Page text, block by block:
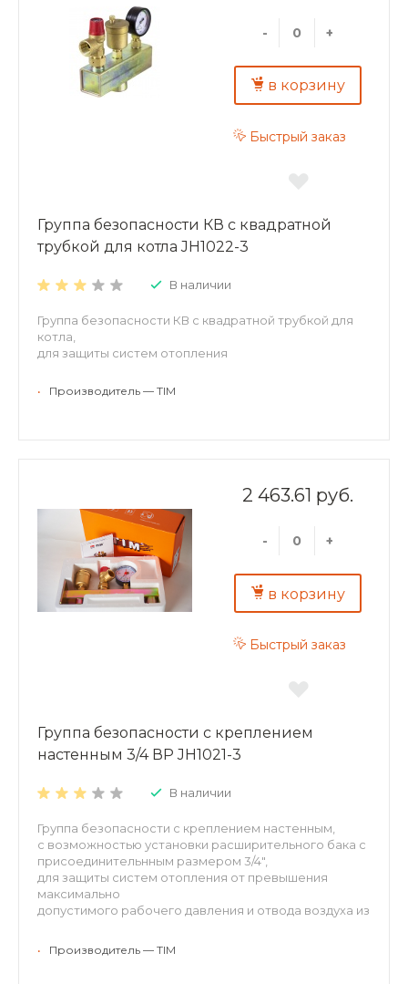
- +
в корзину
Быстрый заказ
Группа безопасности КВ с квадратной
трубкой для котла JH1022-3
В наличии
Группа безопасности КВ с квадратной трубкой для
котла,
для защиты систем отопления
• Производитель — TIM
2 463.61 руб.
- +
в корзину
Быстрый заказ
Группа безопасности с креплением
настенным 3/4 ВР JH1021-3
В наличии
Группа безопасности с креплением настенным,
с возможностью установки расширительного бака с
присоединительнным размером 3/4",
для защиты систем отопления от превышения
максимально
допустимого рабочего давления и отвода воздуха из
автоматический
воздухоотводчик и радиальный манометр.
• Производитель — TIM